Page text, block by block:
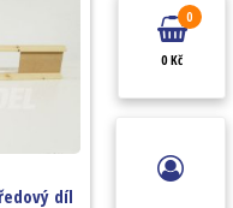
díl
0
0 Kč